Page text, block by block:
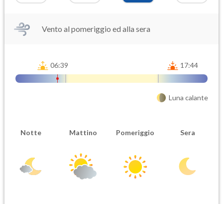
Vento al pomeriggio ed alla sera
06:39 17:44
Luna calante
Notte Mattino Pomeriggio Sera